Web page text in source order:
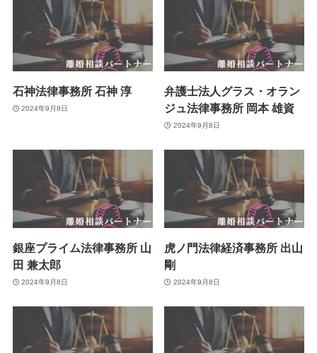
石神法律事務所 石神 淳
2024年9月8日
弁護士法人グラス・オラン
ジュ法律事務所 岡本 雄資
2024年9月8日
銀座プライム法律事務所 山
田 兼太郎
2024年9月8日
虎ノ門法律経済事務所 出山
剛
2024年9月8日